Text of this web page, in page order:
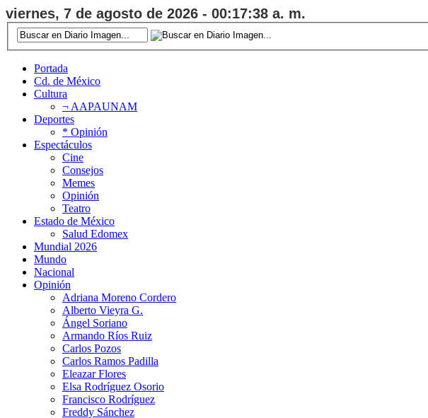
viernes, 7 de agosto de 2026 - 00:17:39 a. m.
Portada
Cd. de México
Cultura
¬ AAPAUNAM
Deportes
* Opinión
Espectáculos
Cine
Consejos
Memes
Opinión
Teatro
Estado de México
Salud Edomex
Mundial 2026
Mundo
Nacional
Opinión
Adriana Moreno Cordero
Alberto Vieyra G.
Ángel Soriano
Armando Ríos Ruiz
Carlos Pozos
Carlos Ramos Padilla
Eleazar Flores
Elsa Rodríguez Osorio
Francisco Rodríguez
Freddy Sánchez